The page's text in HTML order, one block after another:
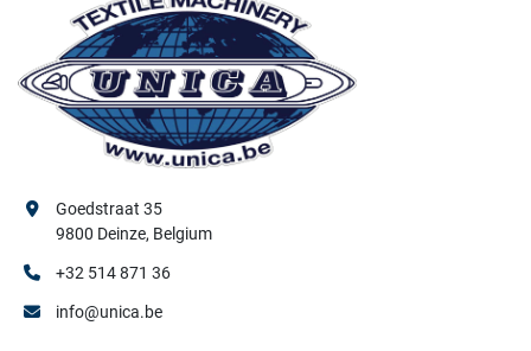
Goedstraat 35
9800 Deinze, Belgium
+32 514 871 36
info@unica.be